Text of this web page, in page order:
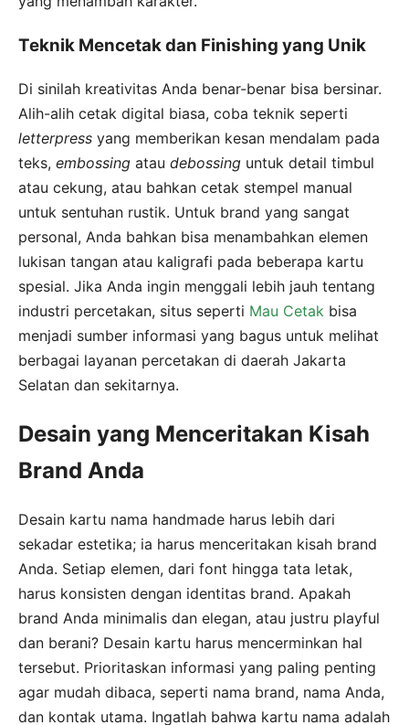
Teknik Mencetak dan Finishing yang Unik
Di sinilah kreativitas Anda benar-benar bisa bersinar.
Alih-alih cetak digital biasa, coba teknik seperti
letterpress yang memberikan kesan mendalam pada
teks, embossing atau debossing untuk detail timbul
atau cekung, atau bahkan cetak stempel manual
untuk sentuhan rustik. Untuk brand yang sangat
personal, Anda bahkan bisa menambahkan elemen
lukisan tangan atau kaligrafi pada beberapa kartu
spesial. Jika Anda ingin menggali lebih jauh tentang
industri percetakan, situs seperti Mau Cetak bisa
menjadi sumber informasi yang bagus untuk melihat
berbagai layanan percetakan di daerah Jakarta
Selatan dan sekitarnya.
Desain yang Menceritakan Kisah
Brand Anda
Desain kartu nama handmade harus lebih dari
sekadar estetika; ia harus menceritakan kisah brand
Anda. Setiap elemen, dari font hingga tata letak,
harus konsisten dengan identitas brand. Apakah
brand Anda minimalis dan elegan, atau justru playful
dan berani? Desain kartu harus mencerminkan hal
tersebut. Prioritaskan informasi yang paling penting
agar mudah dibaca, seperti nama brand, nama Anda,
dan kontak utama. Ingatlah bahwa kartu nama adalah